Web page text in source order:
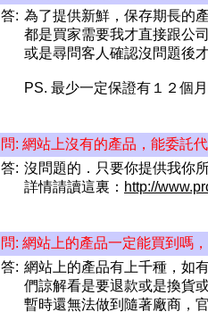
答: 為了提供新鮮，保存期長的
都是買家需要我才直接跟公
或是尋問客人確認沒問題後
PS. 最少一定保證有１２個
問: 網站上沒有的產品，能委託
答: 沒問題的．只要你提供我你
詳情請讀這裏： http://
問: 網站上的產品一定能買到嗎
答: 網站上的產品有上千種，如
們諒解看是要退款或是換貨
暫時還無法做到隨著廠商，